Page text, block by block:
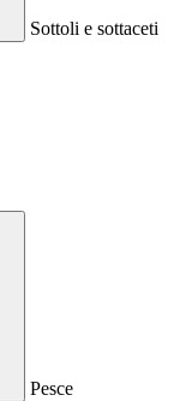
Sottoli e sottaceti
Pesce